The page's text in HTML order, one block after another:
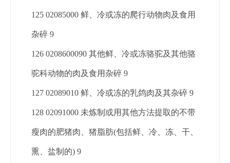
125 02085000 鲜、冷或冻的爬行动物肉及食用
杂碎 9
126 0208600090 其他鲜、冷或冻骆驼及其他骆
驼科动物的肉及食用杂碎 9
127 02089010 鲜、冷或冻的乳鸽肉及其杂碎 9
128 02091000 未炼制或用其他方法提取的不带
瘦肉的肥猪肉、猪脂肪(包括鲜、冷、冻、干、
熏、盐制的) 9